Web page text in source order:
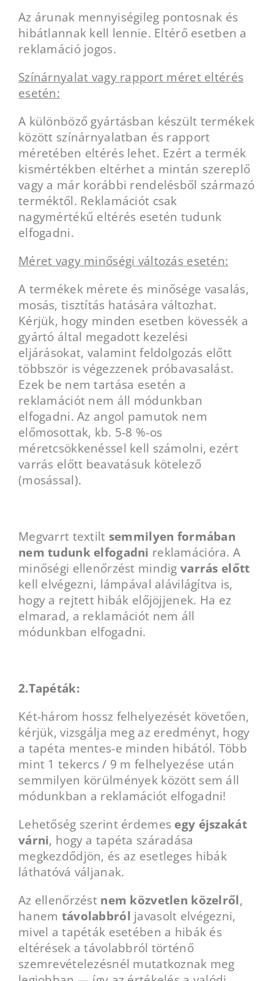
Az árunak mennyiségileg pontosnak és
hibátlannak kell lennie. Eltérő esetben a
reklamáció jogos.
Színárnyalat vagy rapport méret eltérés
esetén:
A különböző gyártásban készült termékek
között színárnyalatban és rapport
méretében eltérés lehet. Ezért a termék
kismértékben eltérhet a mintán szereplő
vagy a már korábbi rendelésből származó
terméktől. Reklamációt csak
nagymértékű eltérés esetén tudunk
elfogadni.
Méret vagy minőségi változás esetén:
A termékek mérete és minősége vasalás,
mosás, tisztítás hatására változhat.
Kérjük, hogy minden esetben kövessék a
gyártó által megadott kezelési
eljárásokat, valamint feldolgozás előtt
többször is végezzenek próbavasalást.
Ezek be nem tartása esetén a
reklamációt nem áll módunkban
elfogadni. Az angol pamutok nem
előmosottak, kb. 5-8 %-os
méretcsökkenéssel kell számolni, ezért
varrás előtt beavatásuk kötelező
(mosással).
Megvarrt textilt semmilyen formában
nem tudunk elfogadni reklamációra. A
minőségi ellenőrzést mindig varrás előtt
kell elvégezni, lámpával alávilágítva is,
hogy a rejtett hibák előjöjjenek. Ha ez
elmarad, a reklamációt nem áll
módunkban elfogadni.
2.Tapéták:
Két-három hossz felhelyezését követően,
kérjük, vizsgálja meg az eredményt, hogy
a tapéta mentes-e minden hibától. Több
mint 1 tekercs / 9 m felhelyezése után
semmilyen körülmények között sem áll
módunkban a reklamációt elfogadni!
Lehetőség szerint érdemes egy éjszakát
várni, hogy a tapéta száradása
megkezdődjön, és az esetleges hibák
láthatóvá váljanak.
Az ellenőrzést nem közvetlen közelről,
hanem távolabbról javasolt elvégezni,
mivel a tapéták esetében a hibák és
eltérések a távolabbról történő
szemrevételezésnél mutatkoznak meg